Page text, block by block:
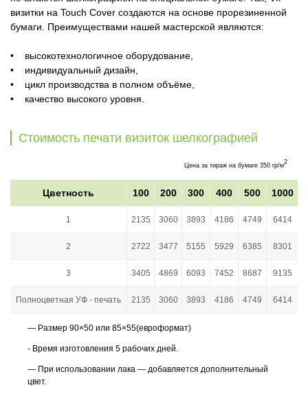
визитки на Touch Cover создаются на основе прорезиненной
бумаги. Преимуществами нашей мастерской являются:
• высокотехнологичное оборудование,
• индивидуальный дизайн,
• цикл производства в полном объёме,
• качество высокого уровня.
Стоимость печати визиток шелкографией
Цена за тираж на бумаге 350 гр/м2
Цветность 100 200 300 400 500 1000
1 2135 3060 3893 4186 4749 6414
2 2722 3477 5155 5929 6385 8301
3 3405 4869 6093 7452 8687 9135
Полноцветная УФ - печать 2135 3060 3893 4186 4749 6414
— Размер 90×50 или 85×55(евроформат)
- Время изготовления 5 рабочих дней.
— При использовании лака — добавляется дополнительный
цвет.